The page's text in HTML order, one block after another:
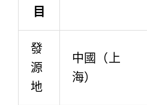
目
發
源
地
中國（上
海）